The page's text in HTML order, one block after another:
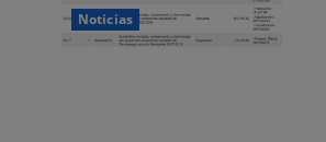
Noticias